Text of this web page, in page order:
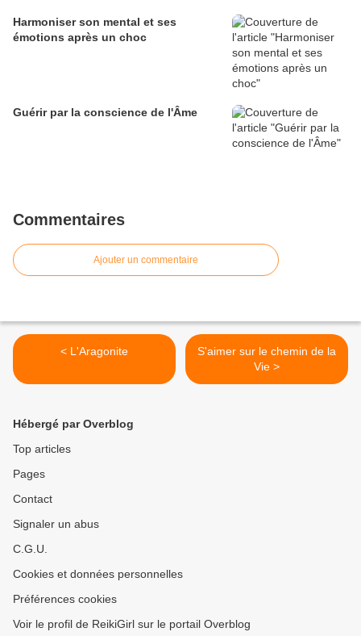
Harmoniser son mental et ses
émotions après un choc
Guérir par la conscience de l'Âme
Commentaires
Ajouter un commentaire
< L'Aragonite
S'aimer sur le chemin de la
Vie >
Hébergé par Overblog
Top articles
Pages
Contact
Signaler un abus
C.G.U.
Cookies et données personnelles
Préférences cookies
Voir le profil de ReikiGirl sur le portail Overblog